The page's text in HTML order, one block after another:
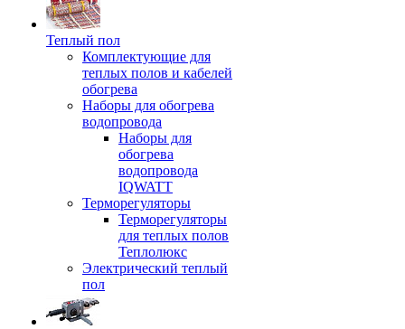
Теплый пол
Комплектующие для
теплых полов и кабелей
обогрева
Наборы для обогрева
водопровода
Наборы для
обогрева
водопровода
IQWATT
Терморегуляторы
Терморегуляторы
для теплых полов
Теплолюкс
Электрический теплый
пол